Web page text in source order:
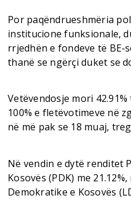
Por paqëndrueshmëria
institucione funksionale,
rrjedhën e fondeve të BE-
thanë se ngërçi duket se
Vetëvendosje mori
100% e fletëvotimeve në
në më pak se 18 muaj,
Në vendin e dytë renditet
Kosovës (PDK) me
Demokratike e Kosovës